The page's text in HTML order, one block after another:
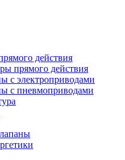
действия
прямого действия
с электроприводами
с пневмоприводами